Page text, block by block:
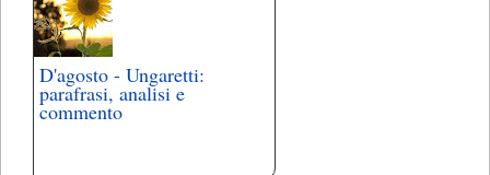
D'agosto - Ungaretti:
parafrasi, analisi e
commento